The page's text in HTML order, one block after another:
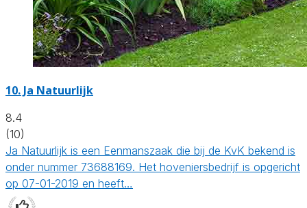
10. Ja Natuurlijk
8.4
(10)
Ja Natuurlijk is een Eenmanszaak die bij de KvK bekend is
onder nummer 73688169. Het hoveniersbedrijf is opgericht
op 07-01-2019 en heeft…